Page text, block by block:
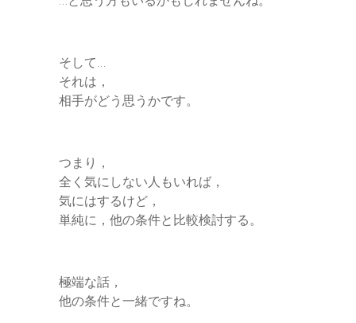
そして…
それは，
相手がどう思うかです。
つまり，
全く気にしない人もいれば，
気にはするけど，
単純に，他の条件と比較検討する。
極端な話，
他の条件と一緒ですね。